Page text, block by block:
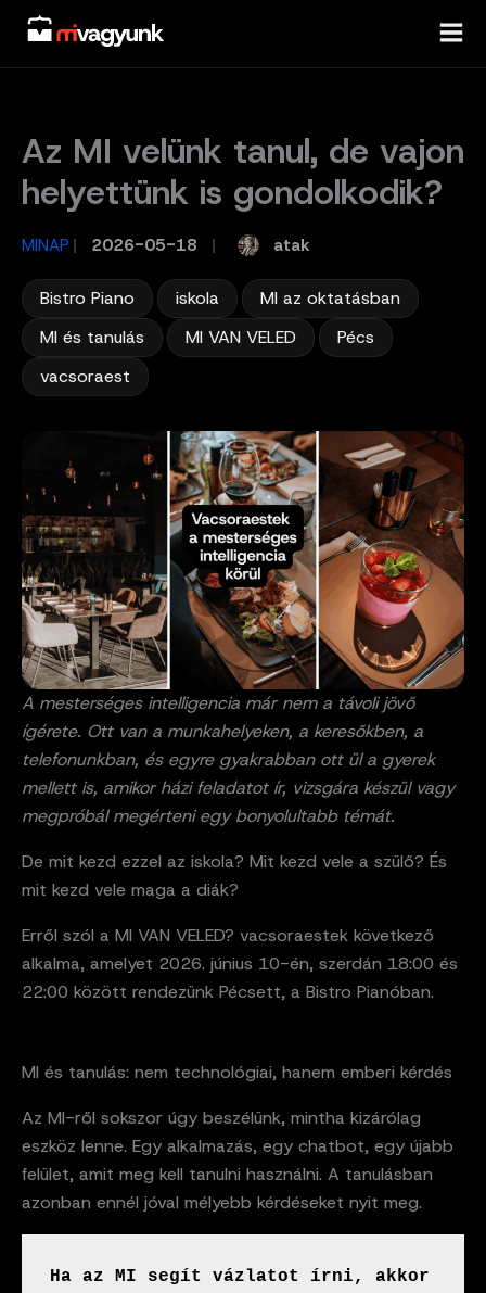
Skip
content
Az MI velünk tanul, de vajon
helyettünk is gondolkodik?
MINAP / 2026-05-18 atak
Bistro Piano iskola MI az oktatásban
MI és tanulás
MI VAN VELED Pécs
vacsoraest
A mesterséges intelligencia már nem a távoli jövő
ígérete. Ott van a munkahelyeken, a keresőkben, a
telefonunkban, és egyre gyakrabban ott ül a gyerek
mellett is, amikor házi feladatot ír, vizsgára készül vagy
megpróbál megérteni egy bonyolultabb témát.
De mit kezd ezzel az iskola? Mit kezd vele a szülő? És
mit kezd vele maga a diák?
Erről szól a MI VAN VELED? vacsoraestek következő
alkalma, amelyet 2026. június 10-én, szerdán 18:00 és
22:00 között rendezünk Pécsett, a Bistro Pianóban.
MI és tanulás: nem technológiai, hanem emberi kérdés
Az MI-ről sokszor úgy beszélünk, mintha kizárólag
eszköz lenne. Egy alkalmazás, egy chatbot, egy újabb
felület, amit meg kell tanulni használni. A tanulásban
azonban ennél jóval mélyebb kérdéseket nyit meg.
Ha az MI segít vázlatot írni, akkor